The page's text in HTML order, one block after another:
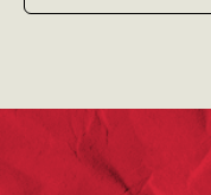
favor de comunicarse